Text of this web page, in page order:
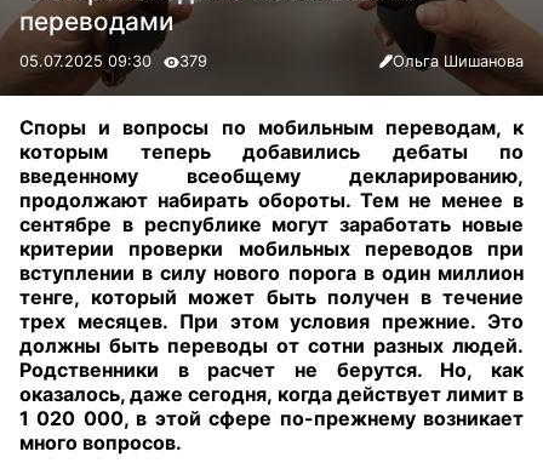
переводами
05.07.2025 09:30 379 Ольга Шишанова
Споры и вопросы по мобильным переводам, к
которым теперь добавились дебаты по
введенному всеобщему декларированию,
продолжают набирать обороты. Тем не менее в
сентябре в республике могут заработать новые
критерии проверки мобильных переводов при
вступлении в силу нового порога в один миллион
тенге, который может быть получен в течение
трех месяцев. При этом условия прежние. Это
должны быть переводы от сотни разных людей.
Родственники в расчет не берутся. Но, как
оказалось, даже сегодня, когда действует лимит в
1 020 000, в этой сфере по-прежнему возникает
много вопросов.